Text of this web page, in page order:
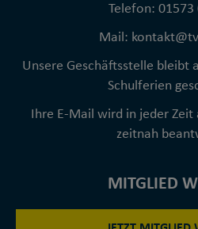
Telefon: 01573
Mail:
Unsere Geschäftsstelle bleibt
Schulferien
Ihre E-Mail wird in jeder Zeit
zeitnah
MITGLIED